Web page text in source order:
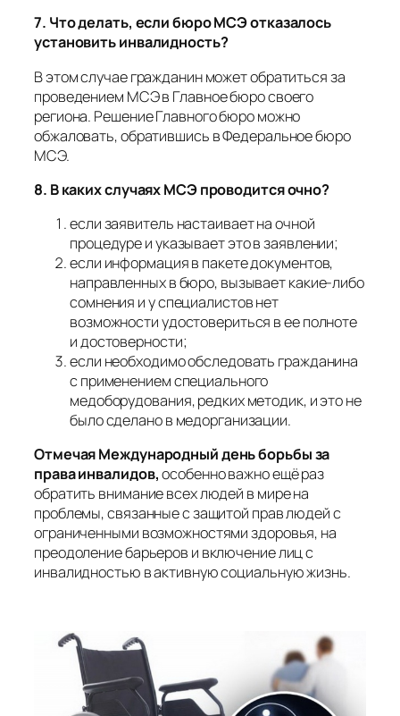
7. Что делать, если бюро МСЭ отказалось
установить инвалидность?
В этом случае гражданин может обратиться за
проведением МСЭ в Главное бюро своего
региона. Решение Главного бюро можно
обжаловать, обратившись в Федеральное бюро
МСЭ.
8. В каких случаях МСЭ проводится очно?
если заявитель настаивает на очной
процедуре и указывает это в заявлении;
если информация в пакете документов,
направленных в бюро, вызывает какие-либо
сомнения и у специалистов нет
возможности удостовериться в ее полноте
и достоверности;
если необходимо обследовать гражданина
с применением специального
медоборудования, редких методик, и это не
было сделано в медорганизации.
Отмечая Международный день борьбы за
права инвалидов,особенно важно ещё раз
обратить внимание всех людей в мире на
проблемы, связанные с защитой прав людей с
ограниченными возможностями здоровья, на
преодоление барьеров и включение лиц с
инвалидностью в активную социальную жизнь.